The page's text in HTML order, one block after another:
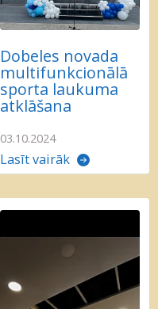
Dobeles novada
multifunkcionālā
sporta laukuma
atklāšana
03.10.2024
Lasīt vairāk